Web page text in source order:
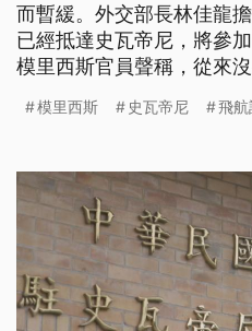
而暫緩。外交部長林佳龍
已經抵達史瓦帝尼，將參
模里西斯官員聲稱，從來
航許可。
模里西斯 史瓦帝尼 飛